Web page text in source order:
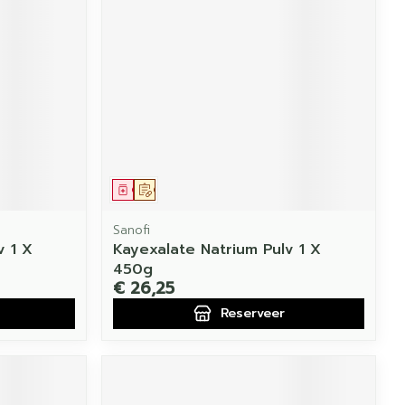
1 X
Op voorschrift
Geneesmiddel
Sanofi
Kayexalate Natrium Pulv 1 X
450g
€ 26,25
Reserveer